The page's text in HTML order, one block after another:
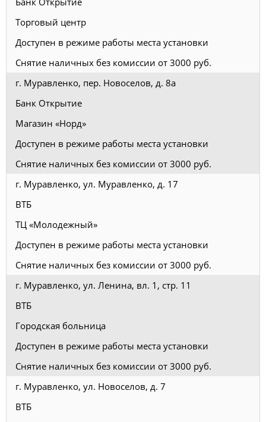
Торговый центр
Доступен в режиме работы места установки
Снятие наличных без комиссии от 3000 руб.
г. Муравленко, пер. Новоселов, д. 8а
Банк Открытие
Магазин «Норд»
Доступен в режиме работы места установки
Снятие наличных без комиссии от 3000 руб.
г. Муравленко, ул. Муравленко, д. 17
ВТБ
ТЦ «Молодежный»
Доступен в режиме работы места установки
Снятие наличных без комиссии от 3000 руб.
г. Муравленко, ул. Ленина, вл. 1, стр. 11
ВТБ
Городская больница
Доступен в режиме работы места установки
Снятие наличных без комиссии от 3000 руб.
г. Муравленко, ул. Новоселов, д. 7
ВТБ